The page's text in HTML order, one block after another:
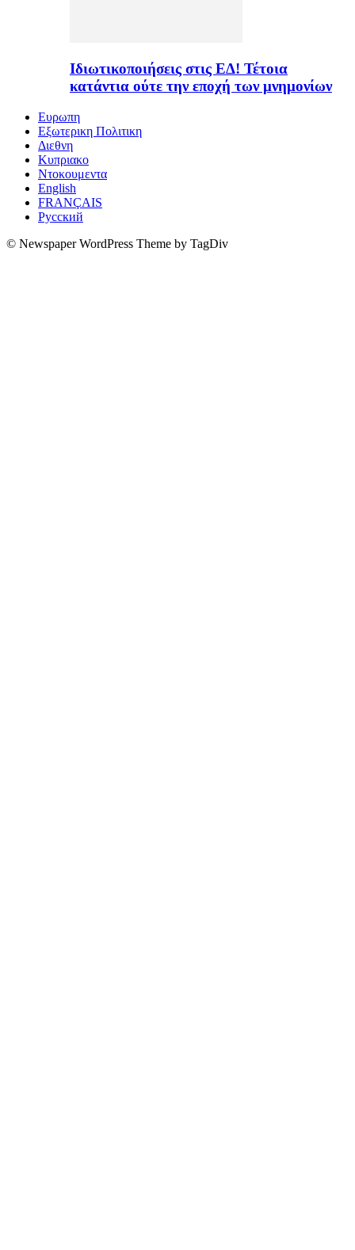
Ιδιωτικοποιήσεις στις ΕΔ! Τέτοια
κατάντια ούτε την εποχή των μνημονίων
Ευρωπη
Εξωτερικη Πολιτικη
Διεθνη
Κυπριακο
Ντοκουμεντα
English
FRANÇAIS
Русский
© Newspaper WordPress Theme by TagDiv